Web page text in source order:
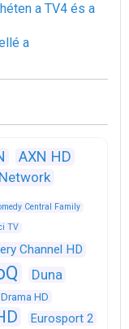
a TV4 és a
a
AXN HD
Central Family
TV
Channel HD
Duna
HD
Eurosport 2